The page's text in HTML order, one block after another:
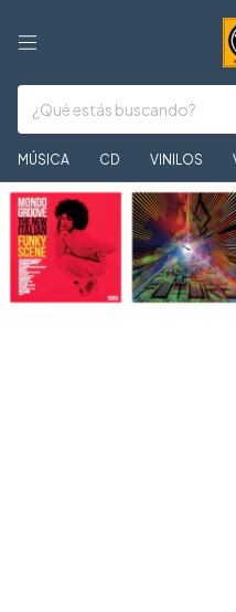
MÚSICA CD VINILOS